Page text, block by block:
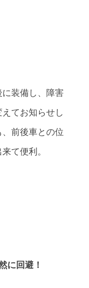
装備し、障害
てお知らせし
前後車との位
て便利。
に回避！